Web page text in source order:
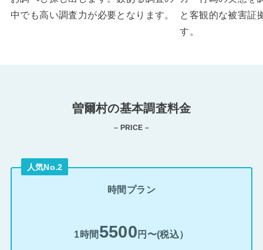
中でも高い調査力が必要となります。
と客観的な被害証
す。
曽爾村の基本調査料金
– PRICE –
人気No.2
時間プラン
1時間 5500 円〜(税込）